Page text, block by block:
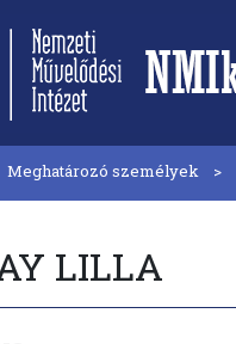
Meghatározó személyek
LILLA